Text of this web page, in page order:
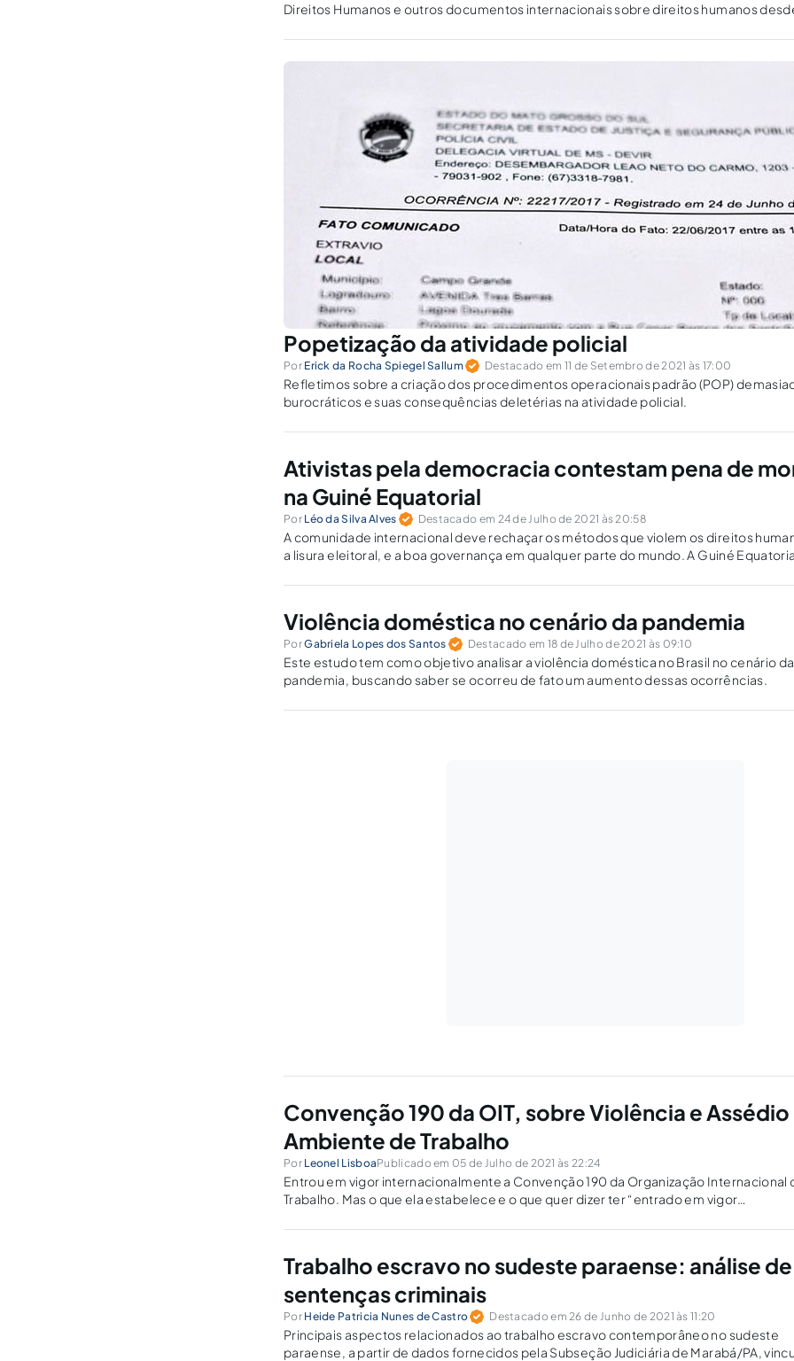
Direitos Humanos e outros documentos internacionais sobre direitos humanos
Popetização da atividade policial
Por Erick da Rocha Spiegel Sallum Destacado em 11 de Setembro de 2021 às 17:00
Refletimos sobre a criação dos procedimentos operacionais padrão (POP)
burocráticos e suas consequências deletérias na atividade policial.
Ativistas pela democracia contestam pena de
na Guiné Equatorial
Por Léo da Silva Alves Destacado em 24 de Julho de 2021 às 20:58
A comunidade internacional deve rechaçar os métodos que violem os direitos
a lisura eleitoral, e a boa governança em qualquer parte do mundo. A Guiné
Violência doméstica no cenário da pandemia
PorGabriela Lopes dos Santos Destacado em 18 de Julho de 2021 às 09:10
Este estudo tem como objetivo analisar a violência doméstica no Brasil no cenário da
pandemia, buscando saber se ocorreu de fato um aumento dessas ocorrências.
Convenção 190 da OIT, sobre Violência e Assédio
Ambiente de Trabalho
Por Leonel LisboaPublicado em 05 de Julho de 2021 às 22:24
Entrou em vigor internacionalmente a Convenção 190 da Organização Internacional
Trabalho. Mas o que ela estabelece e o que quer dizer ter “entrado em vigor
Trabalho escravo no sudeste paraense: análise de
sentenças criminais
Por Heide Patricia Nunes de Castro Destacado em 26 de Junho de 2021 às 11:20
Principais aspectos relacionados ao trabalho escravo contemporâneo no sudeste
paraense, a partir de dados fornecidos pela Subseção Judiciária de Marabá/PA,